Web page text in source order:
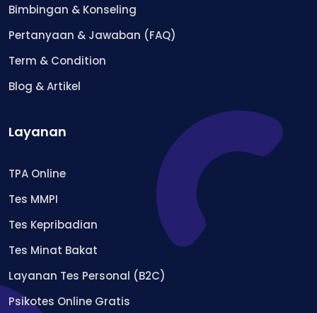
Bimbingan & Konseling
Pertanyaan & Jawaban (FAQ)
Term & Condition
Blog & Artikel
Layanan
TPA Online
Tes MMPI
Tes Kepribadian
Tes Minat Bakat
Layanan Tes Personal (B2C)
Psikotes Online Gratis